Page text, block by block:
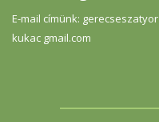
E-mail címünk: gerecseszatyor
kukac gmail.com